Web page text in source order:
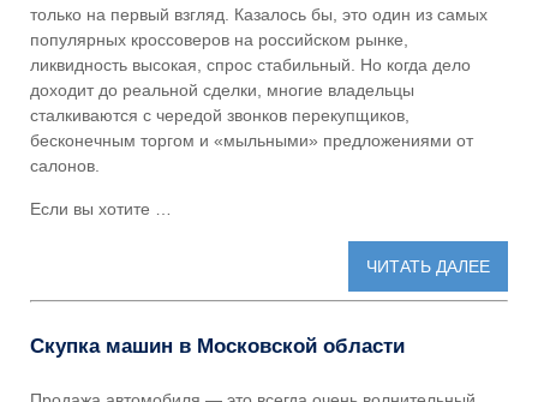
только на первый взгляд. Казалось бы, это один из самых
популярных кроссоверов на российском рынке,
ликвидность высокая, спрос стабильный. Но когда дело
доходит до реальной сделки, многие владельцы
сталкиваются с чередой звонков перекупщиков,
бесконечным торгом и «мыльными» предложениями от
салонов.
Если вы хотите …
ЧИТАТЬ ДАЛЕЕ
Скупка машин в Московской области